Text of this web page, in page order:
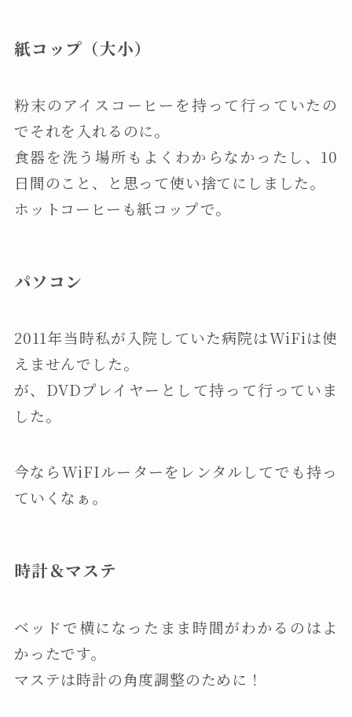
紙コップ（大小）
粉末のアイスコーヒーを持って行っていたの
でそれを入れるのに。
食器を洗う場所もよくわからなかったし、10
日間のこと、と思って使い捨てにしました。
ホットコーヒーも紙コップで。
パソコン
2011年当時私が入院していた病院はWiFiは使
えませんでした。
が、DVDプレイヤーとして持って行っていま
した。
今ならWiFIルーターをレンタルしてでも持っ
ていくなぁ。
時計＆マステ
ベッドで横になったまま時間がわかるのはよ
かったです。
マステは時計の角度調整のために！